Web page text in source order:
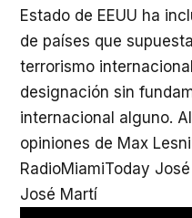
Estado de EEUU ha
de países que
terrorismo
designación sin
internacional alguno.
opiniones de Max
RadioMiamiToday
José Martí